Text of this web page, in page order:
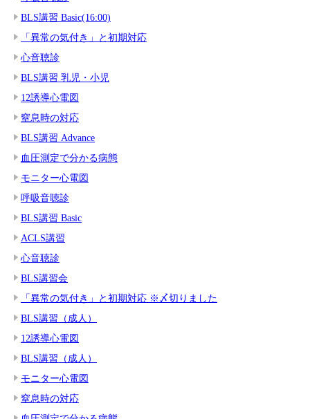
BLS講習 Basic(16:00)
「異常の気付き」と初期対応
心音聴診
BLS講習 乳児・小児
12誘導心電図
窒息時の対応
BLS講習 Advance
血圧測定で分かる病態
モニター心電図
呼吸音聴診
BLS講習 Basic
ACLS講習
心音聴診
BLS講習会
「異常の気付き」と初期対応 ※〆切りました
BLS講習（成人）
12誘導心電図
BLS講習（成人）
モニター心電図
窒息時の対応